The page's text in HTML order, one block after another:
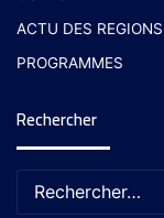
ACTU DES REGIONS
PROGRAMMES
Rechercher